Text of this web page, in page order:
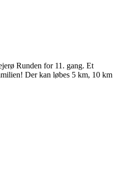
Runden for 11. gang. Et
Der kan løbes 5 km, 10 km